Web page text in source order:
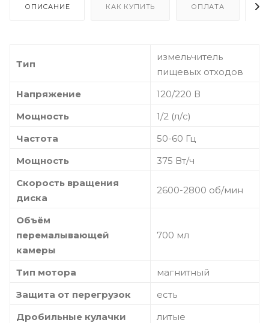
ОПИСАНИЕ КАК КУПИТЬ ОПЛАТА
Тип
измельчитель
пищевых отходов
Напряжение
120/220 В
Мощность
1/2 (л/с)
Частота
50-60 Гц
Мощность
375 Вт/ч
Скорость вращения
диска
2600-2800 об/мин
Объём
перемалывающей
камеры
700 мл
Тип мотора
магнитный
Защита от перегрузок
есть
Дробильные кулачки
литые